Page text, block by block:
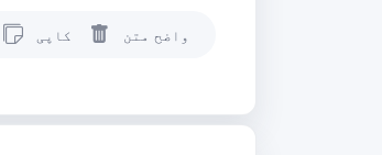
کاپی واضح متن